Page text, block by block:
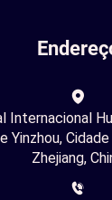
Internacional
Yinzhou,
Zhejiang,